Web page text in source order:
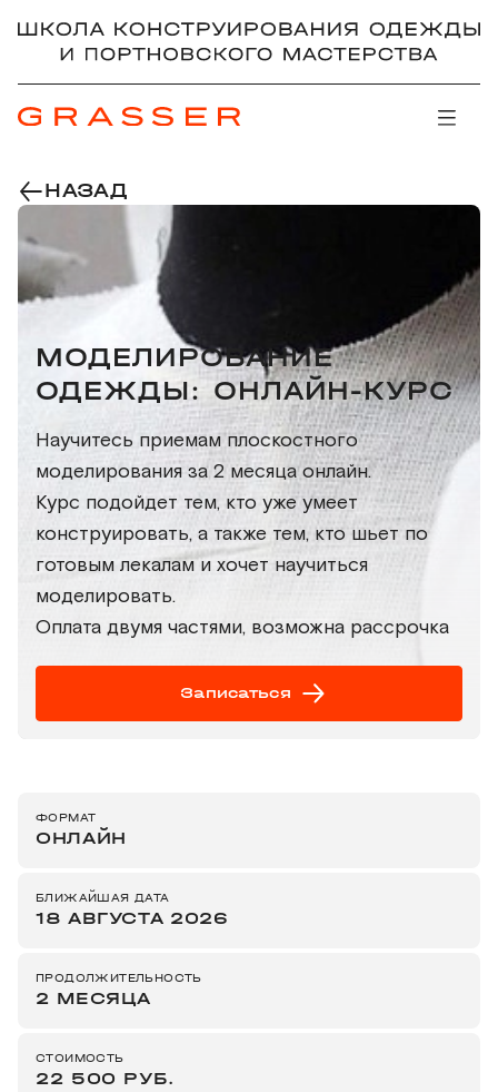
НАЗАД
МОДЕЛИРОВАНИЕ
ОДЕЖДЫ: ОНЛАЙН-КУРС
Научитесь приемам плоскостного
моделирования за 2 месяца онлайн.
Курс подойдет тем, кто уже умеет
конструировать, а также тем, кто шьет по
готовым лекалам и хочет научиться
моделировать.
Оплата двумя частями, возможна рассрочка
Записаться
ФОРМАТ
ОНЛАЙН
БЛИЖАЙШАЯ ДАТА
18 АВГУСТА 2026
ПРОДОЛЖИТЕЛЬНОСТЬ
2 МЕСЯЦА
СТОИМОСТЬ
22 500 РУБ.